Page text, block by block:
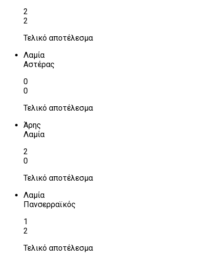
2
2
Τελικό αποτέλεσμα
Λαμία
Αστέρας
0
0
Τελικό αποτέλεσμα
Άρης
Λαμία
2
0
Τελικό αποτέλεσμα
Λαμία
Πανσερραϊκός
1
2
Τελικό αποτέλεσμα